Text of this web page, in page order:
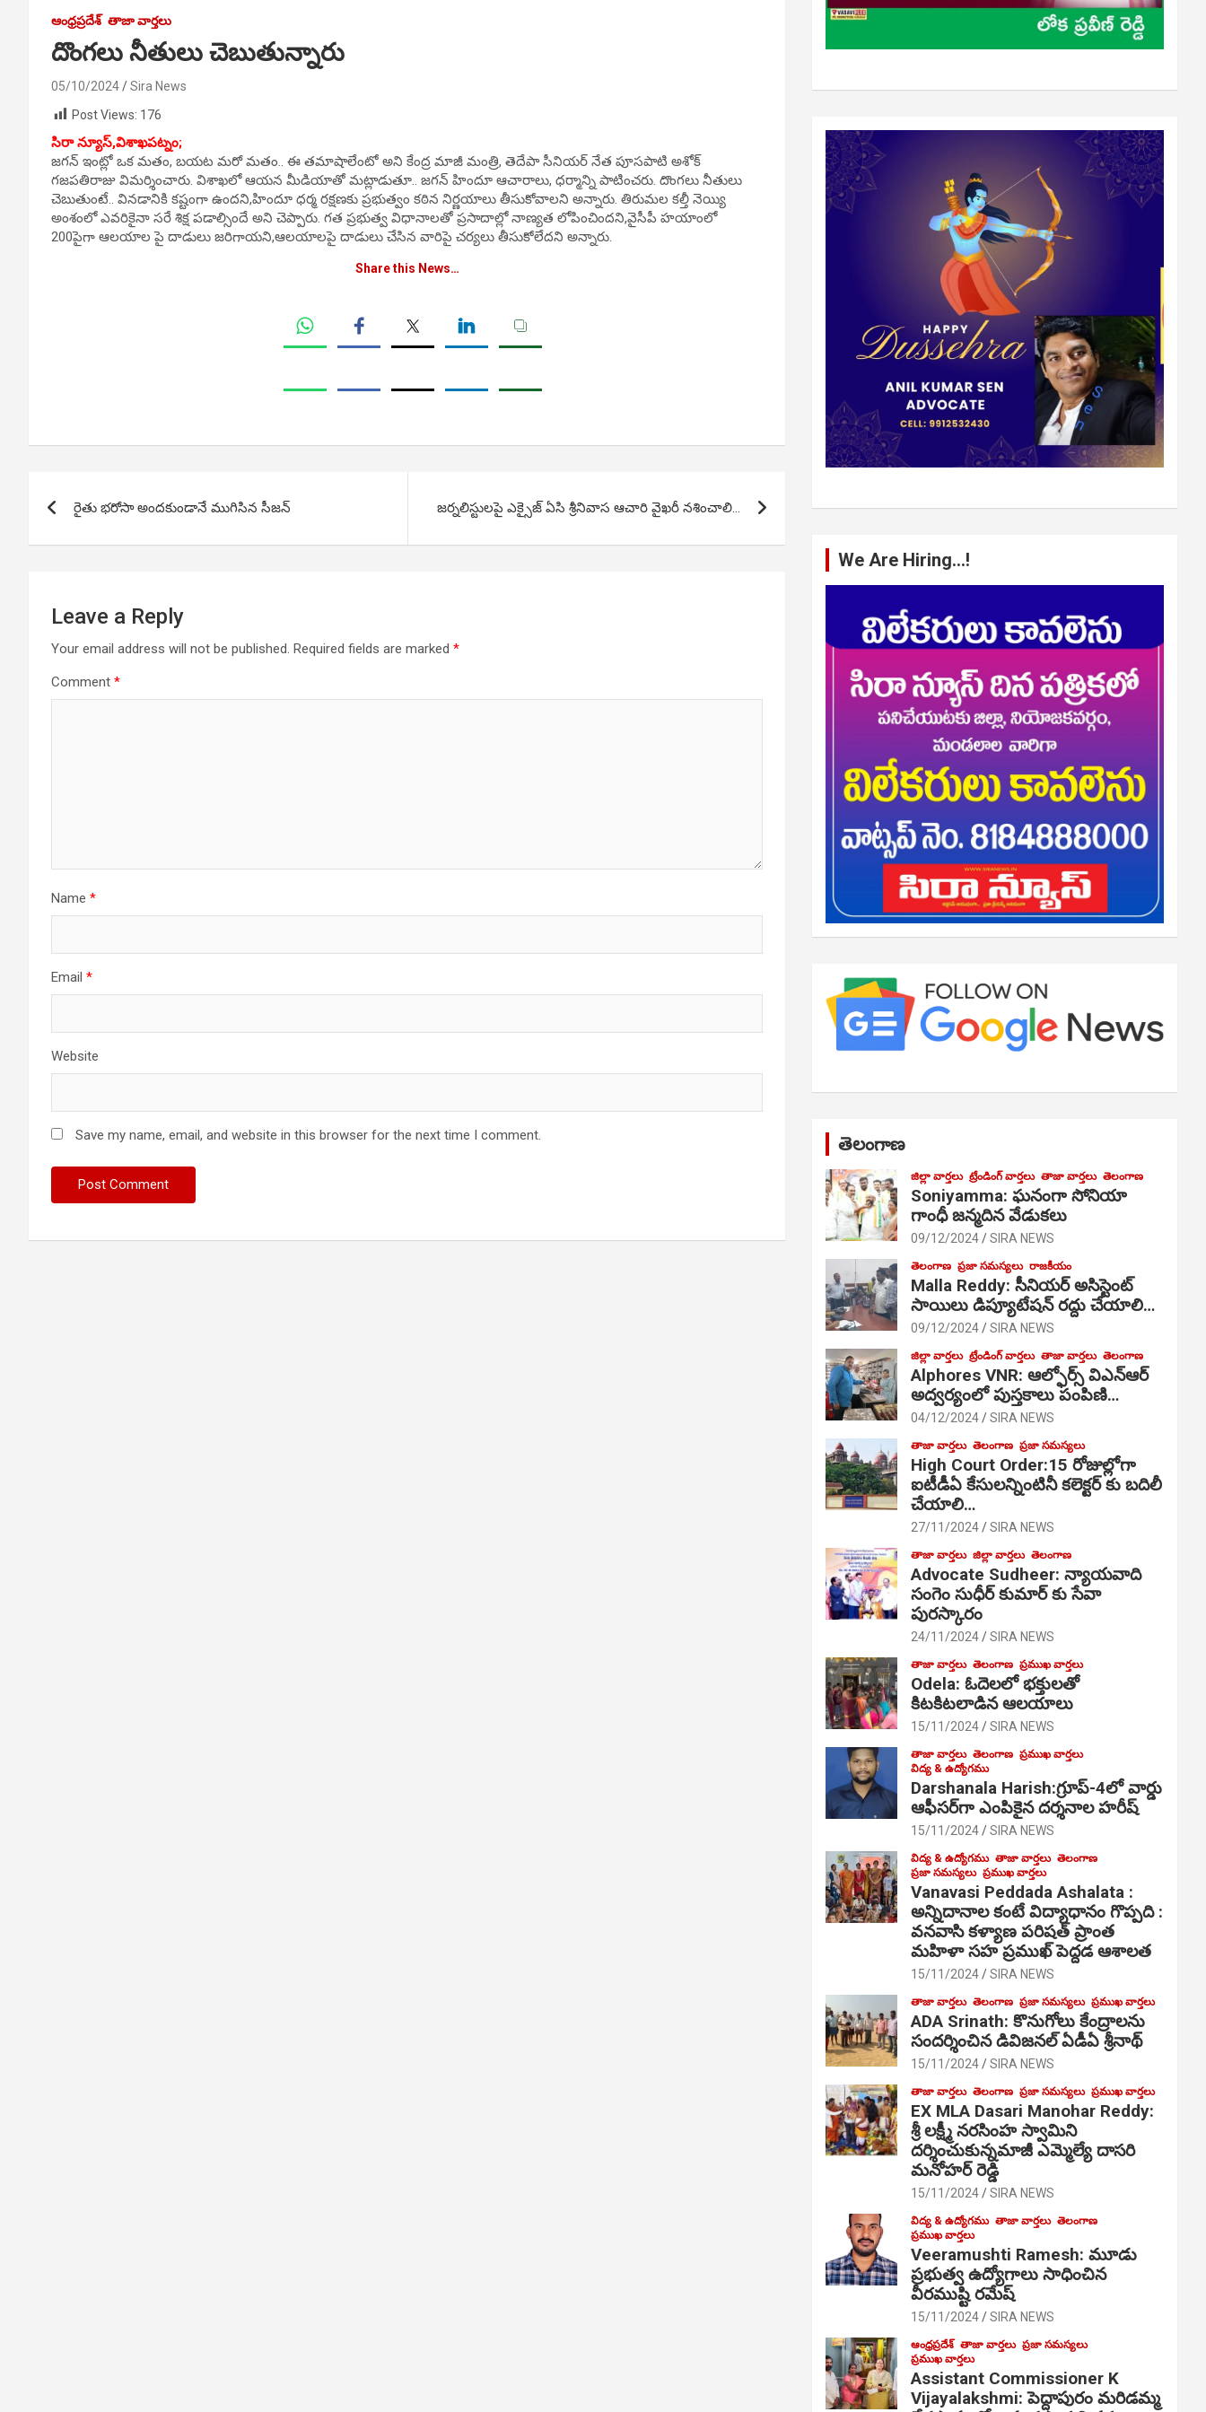
ఆంధ్రప్రదేశ్ తాజా వార్తలు
దొంగలు నీతులు చెబుతున్నారు
05/10/2024
Sira News
Post Views: 176
సిరా న్యూస్,విశాఖపట్నం;
జగన్ ఇంట్లో ఒక మతం, బయట మరో మతం.. ఈ తమాషాలేంటో అని కేంద్ర మాజీ మంత్రి, తెదేపా సీనియర్ నేత పూసపాటి అశోక్
గజపతిరాజు విమర్శించారు. విశాఖలో ఆయన మీడియాతో మట్లాడుతూ.. జగన్ హిందూ ఆచారాలు, ధర్మాన్ని పాటించరు. దొంగలు నీతులు
చెబుతుంటే.. వినడానికి కష్టంగా ఉందని,హిందూ ధర్మ రక్షణకు ప్రభుత్వం కఠిన నిర్ణయాలు తీసుకోవాలని అన్నారు. తిరుమల కల్తీ నెయ్యి
అంశంలో ఎవరికైనా సరే శిక్ష పడాల్సిందే అని చెప్పారు. గత ప్రభుత్వ విధానాలతో ప్రసాదాల్లో నాణ్యత లోపించిందని,వైసీపీ హయాంలో
200పైగా ఆలయాల పై దాడులు జరిగాయని,ఆలయాలపై దాడులు చేసిన వారిపై చర్యలు తీసుకోలేదని అన్నారు.
Share this News…
navigation
రైతు భరోసా అందకుండానే ముగిసిన సీజన్ జర్నలిస్టులపై ఎక్సైజ్ ఏసి శ్రీనివాస ఆచారి వైఖరీ నశించాలి…
Leave a Reply
Your email address will not be published. Required fields are marked *
Comment *
Name *
Email *
Website
Save my name, email, and website in this browser for the next time I comment.
We Are Hiring…!
తెలంగాణ
జిల్లా వార్తలు ట్రేండింగ్ వార్తలు తాజా వార్తలు తెలంగాణ
Soniyamma: ఘ‌నంగా సోనియా
గాంధీ జ‌న్మ‌దిన వేడుక‌లు
09/12/2024 SIRA NEWS
తెలంగాణ ప్రజా సమస్యలు రాజకీయం
Malla Reddy: సీనియర్ అసిస్టెంట్
సాయిలు డిప్యూటేషన్ రద్దు చేయాలి…
09/12/2024 SIRA NEWS
జిల్లా వార్తలు ట్రేండింగ్ వార్తలు తాజా వార్తలు తెలంగాణ
Alphores VNR: ఆల్ఫోర్స్ విఎన్ఆర్
అద్వర్యంలో పుస్తకాలు పంపిణి…
04/12/2024 SIRA NEWS
తాజా వార్తలు తెలంగాణ ప్రజా సమస్యలు
High Court Order:15 రోజుల్లోగా
ఐటీడీఏ కేసులన్నింటినీ కలెక్టర్ కు బదిలీ
చేయాలి…
27/11/2024 SIRA NEWS
తాజా వార్తలు జిల్లా వార్తలు తెలంగాణ
Advocate Sudheer: న్యాయవాది
సంగెం సుధీర్ కుమార్ కు సేవా
పురస్కారం
24/11/2024 SIRA NEWS
తాజా వార్తలు తెలంగాణ ప్రముఖ వార్తలు
Odela: ఓదెల‌లో భక్తులతో
కిటకిటలాడిన ఆల‌యాలు
15/11/2024 SIRA NEWS
తాజా వార్తలు తెలంగాణ ప్రముఖ వార్తలు
విద్య & ఉద్యోగము
Darshanala Harish:గ్రూప్-4లో వార్డు
ఆఫీసర్‌గా ఎంపికైన దర్శనాల హరీష్
15/11/2024 SIRA NEWS
విద్య & ఉద్యోగము తాజా వార్తలు తెలంగాణ
ప్రజా సమస్యలు ప్రముఖ వార్తలు
Vanavasi Peddada Ashalata :
అన్నిదానాల కంటే విద్యాధానం గొప్పది :
వనవాసి కళ్యాణ పరిషత్ ప్రాంత
మహిళా సహ ప్రముఖ్ పెద్దడ ఆశాలత
15/11/2024 SIRA NEWS
తాజా వార్తలు తెలంగాణ ప్రజా సమస్యలు ప్రముఖ వార్తలు
ADA Srinath: కొనుగోలు కేంద్రాల‌ను
సంద‌ర్శించిన డివిజనల్ ఏడీఏ శ్రీనాథ్
15/11/2024 SIRA NEWS
తాజా వార్తలు తెలంగాణ ప్రజా సమస్యలు ప్రముఖ వార్తలు
EX MLA Dasari Manohar Reddy:
శ్రీ లక్ష్మీ నరసింహ స్వామిని
దర్శించుకున్నమాజీ ఎమ్మెల్యే దాసరి
మనోహర్ రెడ్డి
15/11/2024 SIRA NEWS
విద్య & ఉద్యోగము తాజా వార్తలు తెలంగాణ
ప్రముఖ వార్తలు
Veeramushti Ramesh: మూడు
ప్రభుత్వ ఉద్యోగాలు సాధించిన
వీరముష్టి రమేష్
15/11/2024 SIRA NEWS
ఆంధ్రప్రదేశ్ తాజా వార్తలు ప్రజా సమస్యలు
ప్రముఖ వార్తలు
Assistant Commissioner K
Vijayalakshmi: పెద్దాపురం మరిడమ్మ